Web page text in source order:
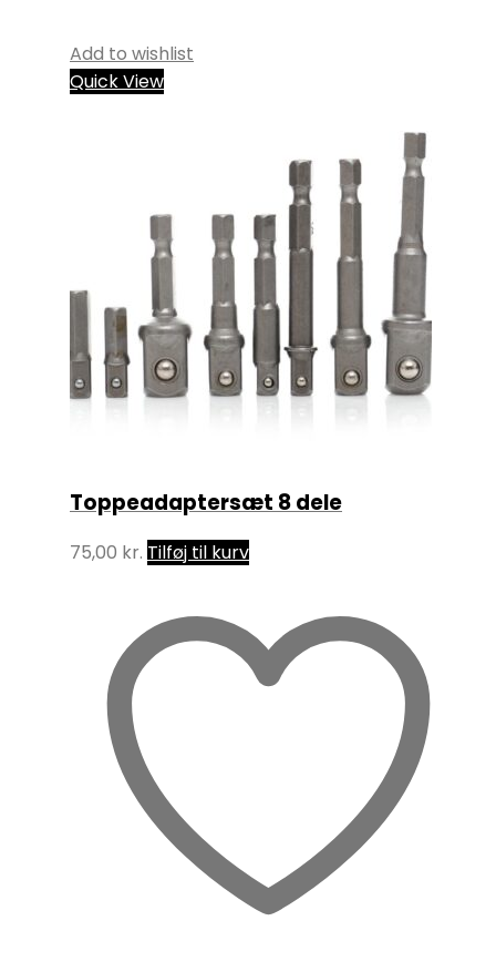
Add to wishlist
Quick View
Toppeadaptersæt 8 dele
75,00 kr. Tilføj til kurv